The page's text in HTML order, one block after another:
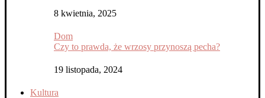
8 kwietnia, 2025
Dom
Czy to prawda, że wrzosy przynoszą pecha?
19 listopada, 2024
Kultura